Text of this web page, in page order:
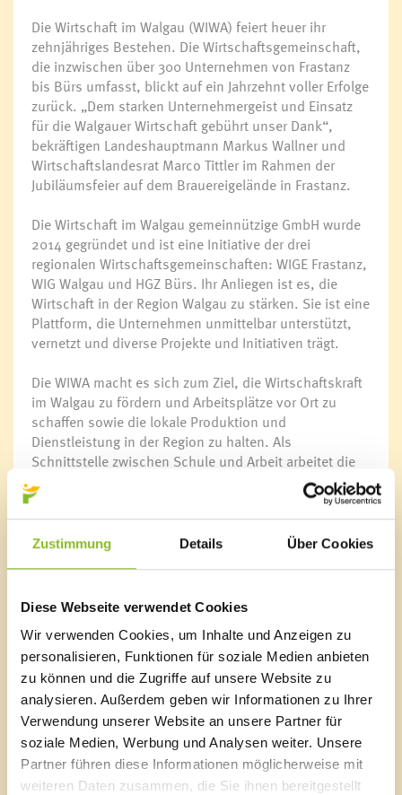
Zustimmung Details Über Cookies
Diese Webseite verwendet Cookies
Wir verwenden Cookies, um Inhalte und Anzeigen zu
personalisieren, Funktionen für soziale Medien anbieten
zu können und die Zugriffe auf unsere Website zu
analysieren. Außerdem geben wir Informationen zu Ihrer
Verwendung unserer Website an unsere Partner für
soziale Medien, Werbung und Analysen weiter. Unsere
Partner führen diese Informationen möglicherweise mit
weiteren Daten zusammen, die Sie ihnen bereitgestellt
Die Wirtschaft im Walgau (WIWA) feiert heuer ihr
zehnjähriges Bestehen. Die Wirtschaftsgemeinschaft,
die inzwischen über 300 Unternehmen von Frastanz
bis Bürs umfasst, blickt auf ein Jahrzehnt voller Erfolge
zurück. „Dem starken Unternehmergeist und Einsatz
für die Walgauer Wirtschaft gebührt unser Dank“,
bekräftigen Landeshauptmann Markus Wallner und
Wirtschaftslandesrat Marco Tittler im Rahmen der
Jubiläumsfeier auf dem Brauereigelände in Frastanz.
Die Wirtschaft im Walgau gemeinnützige GmbH wurde
2014 gegründet und ist eine Initiative der drei
regionalen Wirtschaftsgemeinschaften: WIGE Frastanz,
WIG Walgau und HGZ Bürs. Ihr Anliegen ist es, die
Wirtschaft in der Region Walgau zu stärken. Sie ist eine
Plattform, die Unternehmen unmittelbar unterstützt,
vernetzt und diverse Projekte und Initiativen trägt.
Die WIWA macht es sich zum Ziel, die Wirtschaftskraft
im Walgau zu fördern und Arbeitsplätze vor Ort zu
schaffen sowie die lokale Produktion und
Dienstleistung in der Region zu halten. Als
Schnittstelle zwischen Schule und Arbeit arbeitet die
Organisation eng mit Bildungseinrichtungen
zusammen, um den Übergang in den Beruf zu
unterstützen und junge Arbeitskräfte, vor allem
Lehrlinge, auf den Arbeitsmarkt vorzubereiten.
Verschiedene Impulsprojekte werden von der
Wirtschaftsgemeinschaft Walgau getragen und
unterstützt – darunter etwa die Walgauer BauArena auf
der Messe „Com:bau“ oder „Lehre im Walgau“. Mit der
Handelsschule Bludenz startet im Herbst 2024 eine
Kooperation zur Praxisorientierung, um eine Schule für
praktisches Lernen in Handwerk und Technik zu
schaffen. Weite Projekte wie ein Feriencamp,
Kinderbetreuung oder die Walgau.Card zeigen den
Einsatz für regionale Wertschöpfung in der Wirtschaft.